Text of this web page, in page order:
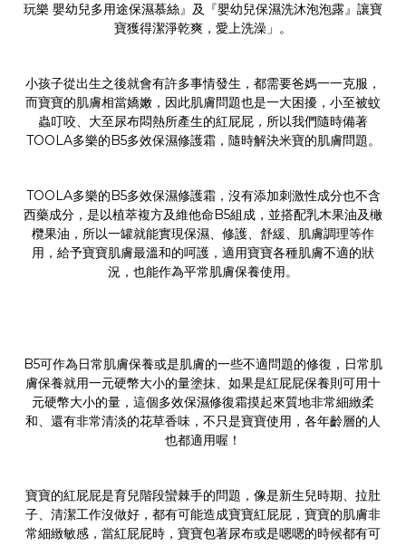
玩樂 嬰幼兒多用途保濕慕絲』及『嬰幼兒保濕洗沐泡泡露』讓寶
寶獲得潔淨乾爽，愛上洗澡 」。
小孩子從出生之後就會有許多事情發生，都需要爸媽一一克服，
而寶寶的肌膚相當嬌嫩，因此肌膚問題也是一大困擾，小至被蚊
蟲叮咬、大至尿布悶熱所產生的紅屁屁，所以我們隨時備著
TOOLA多樂的B5多效保濕修護霜，隨時解決米寶的肌膚問題。
TOOLA多樂的B5多效保濕修護霜，沒有添加刺激性成分也不含
西藥成分，是以植萃複方及維他命B5組成，並搭配乳木果油及橄
欖果油，所以一罐就能實現保濕、修護、舒緩、肌膚調理等作
用，給予寶寶肌膚最溫和的呵護，適用寶寶各種肌膚不適的狀
況，也能作為平常肌膚保養使用。
B5可作為日常肌膚保養或是肌膚的一些不適問題的修復，日常肌
膚保養就用一元硬幣大小的量塗抹、如果是紅屁屁保養則可用十
元硬幣大小的量，這個多效保濕修復霜摸起來質地非常細緻柔
和、還有非常清淡的花草香味，不只是寶寶使用，各年齡層的人
也都適用喔！
寶寶的紅屁屁是育兒階段蠻棘手的問題，像是新生兒時期、拉肚
子、清潔工作沒做好，都有可能造成寶寶紅屁屁，寶寶的肌膚非
常細緻敏感，當紅屁屁時，寶寶包著尿布或是嗯嗯的時候都有可